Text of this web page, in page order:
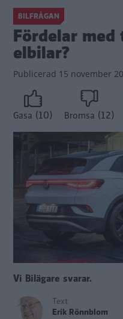
BILFRÅGAN
Fördelar
elbilar?
Publicerad 15 november
Gasa (10) Bromsa (12)
Vi Bilägare svarar.
Text
Erik Rönnblom